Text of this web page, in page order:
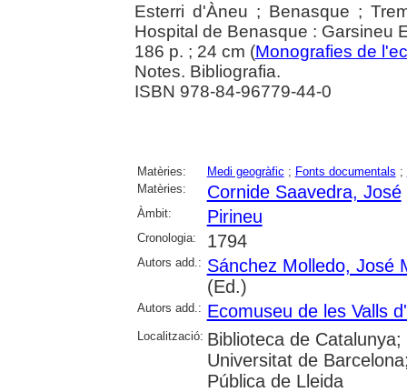
Esterri d'Àneu ; Benasque ;
Hospital de Benasque : Garsineu
186 p. ; 24 cm (Monografies de
Notes. Bibliografia.
ISBN 978-84-96779-44-0
Matèries: Medi geogràfic ; Fonts documentals ;
Matèries:
Cornide Saavedra, José
Àmbit: Pirineu
Cronologia: 1794
Autors add.: Sánchez Molledo, José
(Ed.)
Autors add.: Ecomuseu de les Valls
Localització: Biblioteca de
Universitat de
Pública de Lleida